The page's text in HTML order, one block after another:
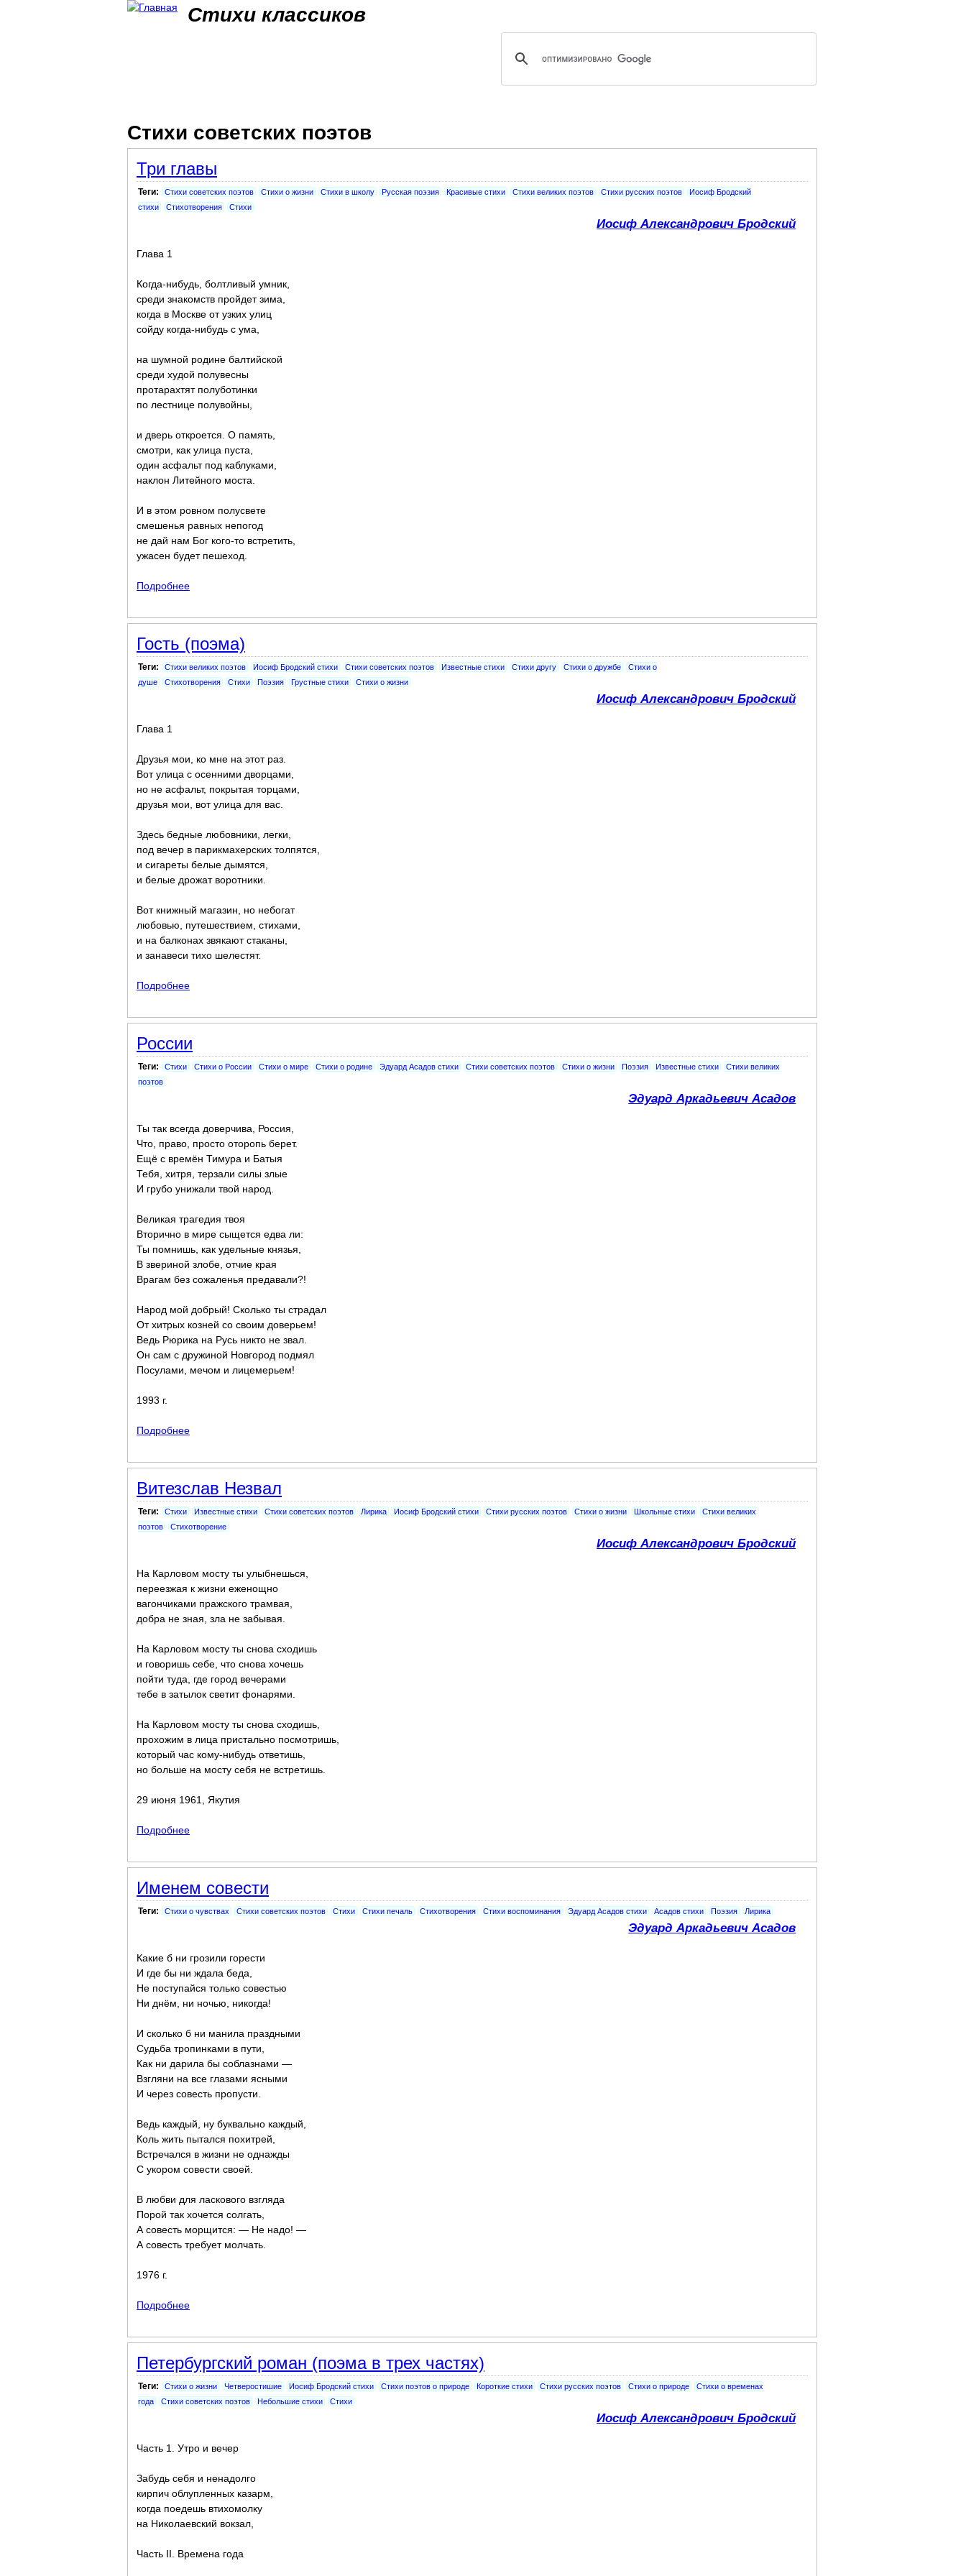
Стихи классиков
Стихи советских поэтов
Три главы
Теги: Стихи советских поэтов Стихи о жизни Стихи в школу Русская поэзия Красивые стихи Стихи великих поэтов Стихи русских поэтов
Иосиф Бродский
стихи
Стихотворения Стихи
Иосиф Александрович Бродский
Глава 1
Когда-нибудь, болтливый умник,
среди знакомств пройдет зима,
когда в Москве от узких улиц
сойду когда-нибудь с ума,
на шумной родине балтийской
среди худой полувесны
протарахтят полуботинки
по лестнице полувойны,
и дверь откроется. О память,
смотри, как улица пуста,
один асфальт под каблуками,
наклон Литейного моста.
И в этом ровном полусвете
смешенья равных непогод
не дай нам Бог кого-то встретить,
ужасен будет пешеход.
Подробнее
Гость (поэма)
Теги: Стихи великих поэтов Иосиф Бродский стихи Стихи советских поэтов Известные стихи Стихи другу Стихи о дружбе
Стихи о
душе
Стихотворения Стихи Поэзия Грустные стихи Стихи о жизни
Иосиф Александрович Бродский
Глава 1
Друзья мои, ко мне на этот раз.
Вот улица с осенними дворцами,
но не асфальт, покрытая торцами,
друзья мои, вот улица для вас.
Здесь бедные любовники, легки,
под вечер в парикмахерских толпятся,
и сигареты белые дымятся,
и белые дрожат воротники.
Вот книжный магазин, но небогат
любовью, путешествием, стихами,
и на балконах звякают стаканы,
и занавеси тихо шелестят.
Подробнее
России
Теги: Стихи Стихи о России Стихи о мире Стихи о родине Эдуард Асадов стихи Стихи советских поэтов Стихи о жизни Поэзия Известные стихи
Стихи великих
поэтов
Эдуард Аркадьевич Асадов
Ты так всегда доверчива, Россия,
Что, право, просто оторопь берет.
Ещё с времён Тимура и Батыя
Тебя, хитря, терзали силы злые
И грубо унижали твой народ.
Великая трагедия твоя
Вторично в мире сыщется едва ли:
Ты помнишь, как удельные князья,
В звериной злобе, отчие края
Врагам без сожаленья предавали?!
Народ мой добрый! Сколько ты страдал
От хитрых козней со своим доверьем!
Ведь Рюрика на Русь никто не звал.
Он сам с дружиной Новгород подмял
Посулами, мечом и лицемерьем!
1993 г.
Подробнее
Витезслав Незвал
Теги: Стихи Известные стихи Стихи советских поэтов Лирика Иосиф Бродский стихи Стихи русских поэтов Стихи о жизни Школьные стихи
Стихи великих
поэтов
Стихотворение
Иосиф Александрович Бродский
На Карловом мосту ты улыбнешься,
переезжая к жизни еженощно
вагончиками пражского трамвая,
добра не зная, зла не забывая.
На Карловом мосту ты снова сходишь
и говоришь себе, что снова хочешь
пойти туда, где город вечерами
тебе в затылок светит фонарями.
На Карловом мосту ты снова сходишь,
прохожим в лица пристально посмотришь,
который час кому-нибудь ответишь,
но больше на мосту себя не встретишь.
29 июня 1961, Якутия
Подробнее
Именем совести
Теги: Стихи о чувствах Стихи советских поэтов Стихи Стихи печаль Стихотворения Стихи воспоминания Эдуард Асадов стихи Асадов стихи Поэзия Лирика
Эдуард Аркадьевич Асадов
Какие б ни грозили горести
И где бы ни ждала беда,
Не поступайся только совестью
Ни днём, ни ночью, никогда!
И сколько б ни манила праздными
Судьба тропинками в пути,
Как ни дарила бы соблазнами —
Взгляни на все глазами ясными
И через совесть пропусти.
Ведь каждый, ну буквально каждый,
Коль жить пытался похитрей,
Встречался в жизни не однажды
С укором совести своей.
В любви для ласкового взгляда
Порой так хочется солгать,
А совесть морщится: — Не надо! —
А совесть требует молчать.
1976 г.
Подробнее
Петербургский роман (поэма в трех частях)
Теги: Стихи о жизни Четверостишие Иосиф Бродский стихи Стихи поэтов о природе Короткие стихи Стихи русских поэтов Стихи о природе
Стихи о временах
года
Стихи советских поэтов Небольшие стихи Стихи
Иосиф Александрович Бродский
Часть 1. Утро и вечер
Забудь себя и ненадолго
кирпич облупленных казарм,
когда поедешь втихомолку
на Николаевский вокзал,
Часть II. Времена года